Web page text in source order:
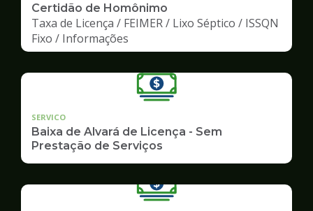
Certidão de Homônimo
Taxa de Licença / FEIMER / Lixo Séptico / ISSQN
Fixo / Informações
SERVICO
Baixa de Alvará de Licença - Sem
Prestação de Serviços